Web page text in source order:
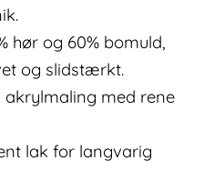
hør og 60% bomuld,
og slidstærkt.
akrylmaling med rene
lak for langvarig